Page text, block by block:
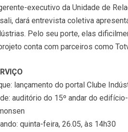
executivo da Unidade de
dará entrevista coletiva
Pelo seu porte, elas
conta com parceiros como
lançamento do portal Clube
auditório do 15º andar do
quinta-feira, 26.05, às 14h30